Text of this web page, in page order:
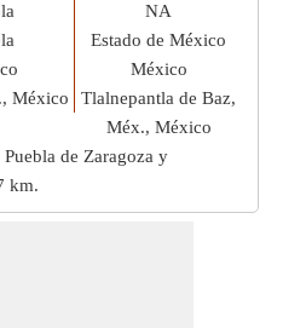
México
NA
Estado de México
México
Tlalnepantla de Baz,
Méx., México
de Zaragoza y
km.